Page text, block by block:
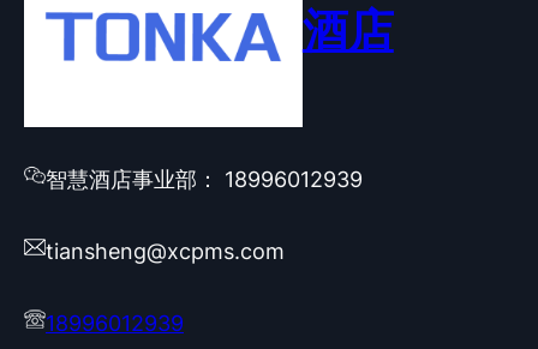
酒店
智慧酒店事业部： 18996012939
tiansheng@xcpms.com
18996012939